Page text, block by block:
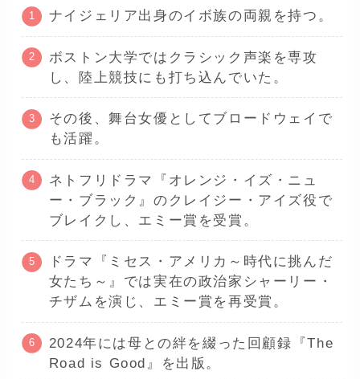
ナイジェリア出身のイボ族の両親を持つ。
ボストン大学ではクラシック声楽を専攻
し、陸上競技にも打ち込んでいた。
その後、舞台女優としてブロードウェイで
も活躍。
ネトフリドラマ『オレンジ・イズ・ニュ
ー・ブラック』のクレイジー・アイズ役で
ブレイクし、エミー賞を受賞。
ドラマ『ミセス・アメリカ～時代に挑んだ
女たち～』では実在の政治家シャーリー・
チザムを演じ、エミー賞を再受賞。
2024年には母との絆を綴った回顧録『The
Road is Good』を出版。